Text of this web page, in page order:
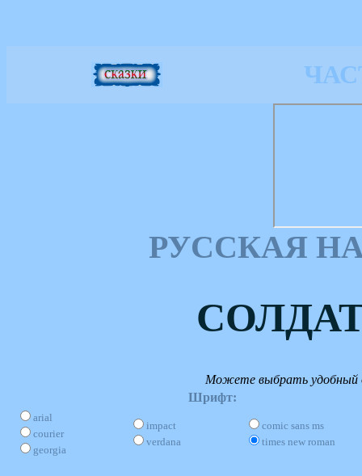
РУССКАЯ
Можете выбрать удобный
Шрифт:
arial
courier
georgia
impact
verdana
comic sans ms
times new roman